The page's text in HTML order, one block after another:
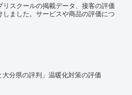
スクールの掲載データ、接客の評価
ました。サービスや商品の評価につ
分県の評判」温暖化対策の評価